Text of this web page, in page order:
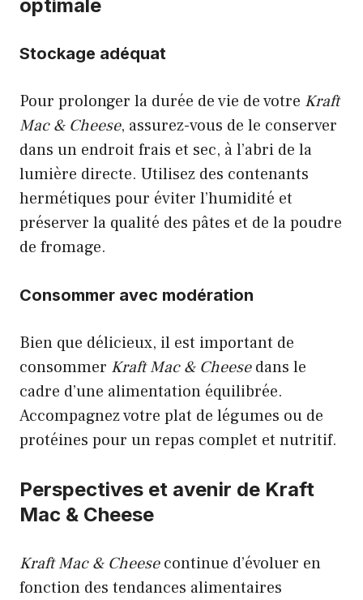
optimale
Stockage adéquat
Pour prolonger la durée de vie de votre Kraft
Mac & Cheese, assurez-vous de le conserver
dans un endroit frais et sec, à l’abri de la
lumière directe. Utilisez des contenants
hermétiques pour éviter l’humidité et
préserver la qualité des pâtes et de la poudre
de fromage.
Consommer avec modération
Bien que délicieux, il est important de
consommer Kraft Mac & Cheesedans le
cadre d’une alimentation équilibrée.
Accompagnez votre plat de légumes ou de
protéines pour un repas complet et nutritif.
Perspectives et avenir de Kraft
Mac & Cheese
Kraft Mac & Cheesecontinue d’évoluer en
fonction des tendances alimentaires